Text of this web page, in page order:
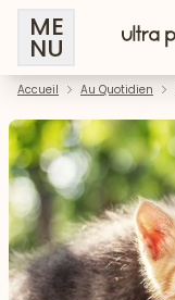
ME
NU
Accueil Au Quotidien